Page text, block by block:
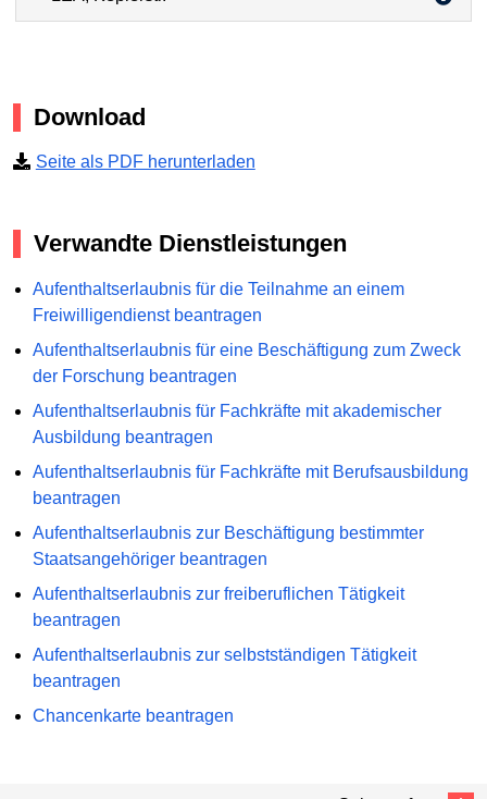
Download
Seite als PDF herunterladen
Verwandte Dienstleistungen
Aufenthaltserlaubnis für die Teilnahme an einem
Freiwilligendienst beantragen
Aufenthaltserlaubnis für eine Beschäftigung zum Zweck
der Forschung beantragen
Aufenthaltserlaubnis für Fachkräfte mit akademischer
Ausbildung beantragen
Aufenthaltserlaubnis für Fachkräfte mit Berufsausbildung
beantragen
Aufenthaltserlaubnis zur Beschäftigung bestimmter
Staatsangehöriger beantragen
Aufenthaltserlaubnis zur freiberuflichen Tätigkeit
beantragen
Aufenthaltserlaubnis zur selbstständigen Tätigkeit
beantragen
Chancenkarte beantragen